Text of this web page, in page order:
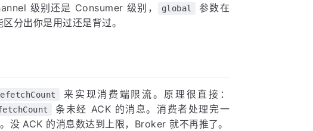
级别还是 Consumer 级别， global
参数在
分出你是用过还是背过。
来实现消费端限流。原理很直接：
条未经 ACK 的消息。消费者处理完一
没 ACK 的消息数达到上限，Broker 就不再推了。